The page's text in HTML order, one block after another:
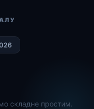
складне простим.